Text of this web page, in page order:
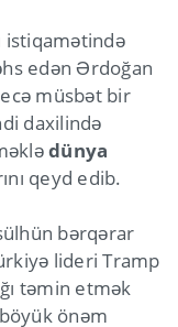
istiqamətində
edən Ərdoğan
müsbət bir
daxilində
dünya
qeyd edib.
bərqərar
lideri Tramp
təmin etmək
önəm